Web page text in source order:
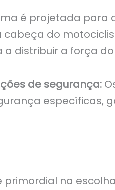
é projetada para
cabeça do
a distribuir a força
de segurança:
específicas,
na